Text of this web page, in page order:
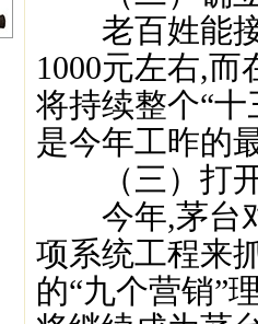
老百姓能接
1000元左右,
将持续整个“
是今年工昨的
（三）打开
今年,茅台对
项系统工程来
的“九个营销”